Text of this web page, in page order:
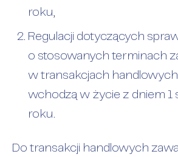
roku,
Regulacji dotyczących
o stosowanych terminach
w transakcjach
wchodzą w życie z dniem 1
roku.
Do transakcji handlowych